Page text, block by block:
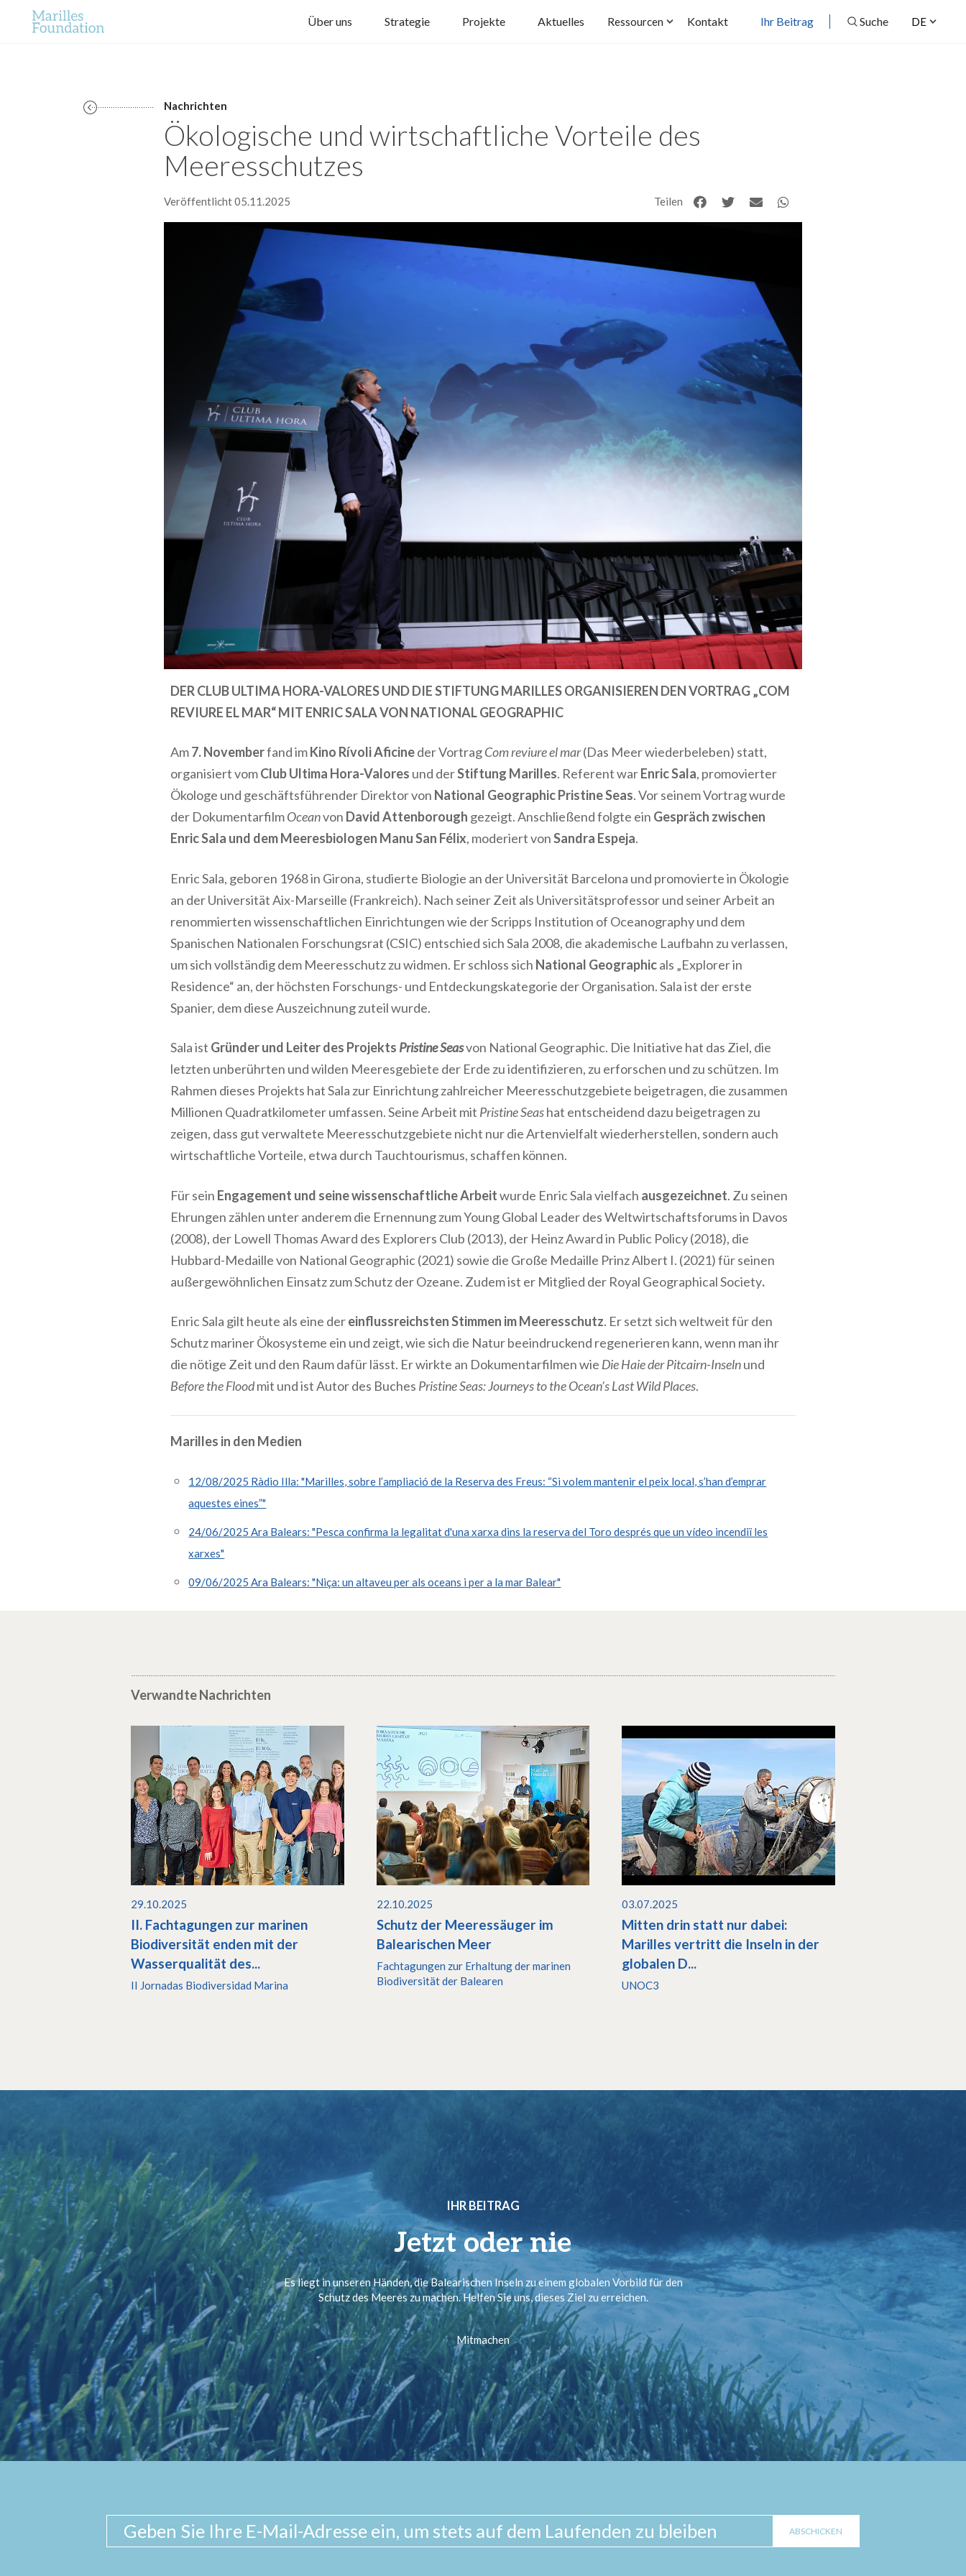
DE
Über uns Strategie Projekte Aktuelles Ressourcen Kontakt Ihr Beitrag Suche
Nachrichten
Ökologische und wirtschaftliche Vorteile des
Meeresschutzes
Veröffentlicht 05.11.2025 Teilen
DER CLUB ULTIMA HORA-VALORES UND DIE STIFTUNG MARILLES ORGANISIEREN DEN VORTRAG „COM
REVIURE EL MAR“ MIT ENRIC SALA VON NATIONAL GEOGRAPHIC
Am7. Novemberfand imKino Rívoli Aficineder VortragCom reviure el mar(Das Meer wiederbeleben) statt,
organisiert vomClub Ultima Hora-Valores und derStiftung Marilles. Referent warEnric Sala, promovierter
Ökologe und geschäftsführender Direktor von National Geographic Pristine Seas. Vor seinem Vortrag wurde
der DokumentarfilmOceanvon David Attenborough gezeigt. Anschließend folgte ein Gespräch zwischen
Enric Sala und dem Meeresbiologen Manu San Félix, moderiert vonSandra Espeja.
Enric Sala, geboren 1968 in Girona, studierte Biologie an der Universität Barcelona und promovierte in Ökologie
an der Universität Aix-Marseille (Frankreich). Nach seiner Zeit als Universitätsprofessor und seiner Arbeit an
renommierten wissenschaftlichen Einrichtungen wie derScripps Institution of Oceanographyund dem
Spanischen Nationalen Forschungsrat (CSIC) entschied sich Sala 2008, die akademische Laufbahn zu verlassen,
um sich vollständig dem Meeresschutzzu widmen. Er schloss sich National Geographicals „Explorer in
Residence“ an, der höchsten Forschungs- und Entdeckungskategorie der Organisation. Sala ist dererste
Spanier, dem diese Auszeichnung zuteil wurde.
Sala ist Gründer und Leiter des Projekts Pristine Seasvon National Geographic. Die Initiative hat das Ziel, die
letzten unberührten und wilden Meeresgebiete der Erde zu identifizieren, zu erforschen und zu schützen. Im
Rahmen dieses Projekts hat Sala zur Einrichtung zahlreicher Meeresschutzgebiete beigetragen, die zusammen
Millionen Quadratkilometerumfassen. Seine Arbeit mit Pristine Seashat entscheidend dazu beigetragen zu
zeigen, dass gut verwaltete Meeresschutzgebiete nicht nur die Artenvielfalt wiederherstellen, sondern auch
wirtschaftliche Vorteile, etwa durch Tauchtourismus, schaffen können.
Für sein Engagement und seine wissenschaftliche Arbeitwurde Enric Sala vielfach ausgezeichnet. Zu seinen
Ehrungen zählen unter anderem die Ernennung zum Young Global Leader des Weltwirtschaftsforums in Davos
(2008), der Lowell Thomas Award des Explorers Club (2013), der Heinz Award in Public Policy (2018), die
Hubbard-Medaille von National Geographic (2021) sowie die Große Medaille Prinz Albert I. (2021)für seinen
außergewöhnlichen Einsatz zum Schutz der Ozeane. Zudem ist er Mitglied der Royal Geographical Society.
Enric Sala gilt heute als eine dereinflussreichsten Stimmen im Meeresschutz. Er setzt sich weltweit für den
Schutz mariner Ökosysteme ein und zeigt, wie sich die Naturbeeindruckend regenerieren kann, wenn man ihr
die nötige Zeit und den Raum dafür lässt. Er wirkte an Dokumentarfilmen wie Die Haie der Pitcairn-Inselnund
Before the Floodmit und ist Autor des Buches Pristine Seas: Journeys to the Ocean’s Last Wild Places.
Marilles in den Medien
12/08/2025 Ràdio Illa: "Marilles, sobre l’ampliació de la Reserva des Freus: “Si volem mantenir el peix local, s’han d’emprar
aquestes eines”"
24/06/2025 Ara Balears: "Pesca confirma la legalitat d'una xarxa dins la reserva del Toro després que un vídeo incendiï les
xarxes"
09/06/2025 Ara Balears: "Niça: un altaveu per als oceans i per a la mar Balear"
Verwandte Nachrichten
29.10.2025
II. Fachtagungen zur marinen
Biodiversität enden mit der
Wasserqualität des...
II Jornadas Biodiversidad Marina
22.10.2025
Schutz der Meeressäuger im
Balearischen Meer
Fachtagungen zur Erhaltung der marinen
Biodiversität der Balearen
03.07.2025
Mitten drin statt nur dabei:
Marilles vertritt die Inseln in der
globalen D...
UNOC3
IHR BEITRAG
Jetzt oder nie
Es liegt in unseren Händen, die Balearischen Inseln zu einem globalen Vorbild für den
Schutz des Meeres zu machen. Helfen Sie uns, dieses Ziel zu erreichen.
Mitmachen